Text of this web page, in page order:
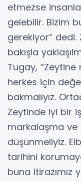
etmezse
gelebilir. Bizim
gerekiyor”
bakışla
Tugay,
herkes için
bakmalıyız.
Zeytinde iyi bir
markalaşma
düşünmeliyiz.
tarihini
buna itirazımız